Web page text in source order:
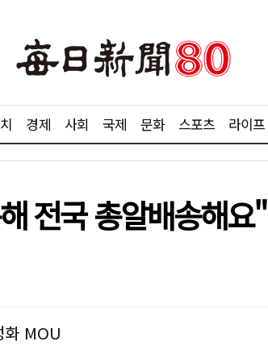
경제 사회 국제 문화 스포츠 라이프
전국 총알배송해요"
화 MOU